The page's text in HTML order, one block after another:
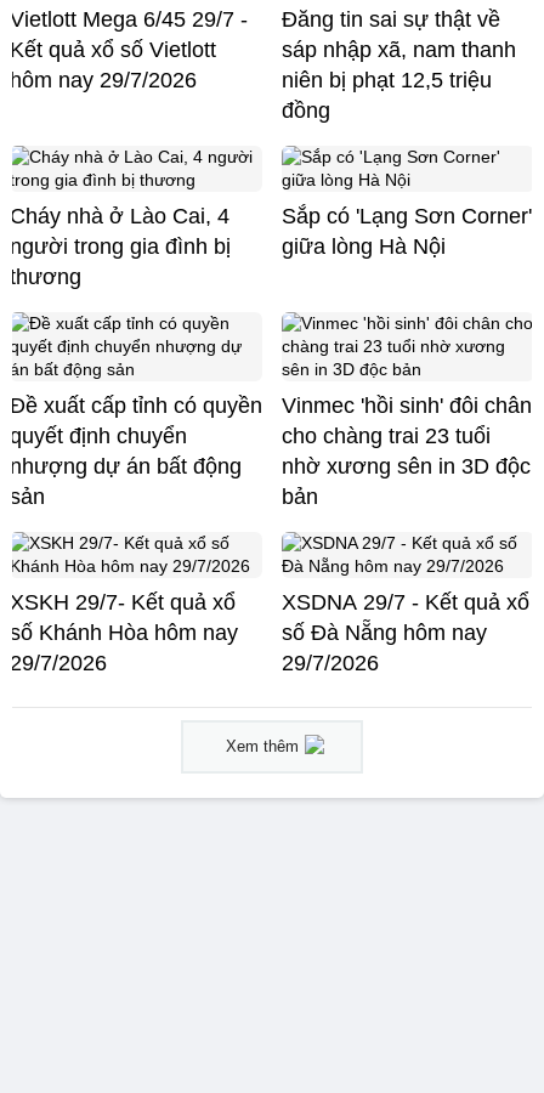
Vietlott Mega 6/45 29/7 -
Kết quả xổ số Vietlott
hôm nay 29/7/2026
Đăng tin sai sự thật về
sáp nhập xã, nam thanh
niên bị phạt 12,5 triệu
đồng
Cháy nhà ở Lào Cai, 4
người trong gia đình bị
thương
Sắp có 'Lạng Sơn Corner'
giữa lòng Hà Nội
Đề xuất cấp tỉnh có quyền
quyết định chuyển
nhượng dự án bất động
sản
Vinmec 'hồi sinh' đôi chân
cho chàng trai 23 tuổi
nhờ xương sên in 3D độc
bản
XSKH 29/7- Kết quả xổ
số Khánh Hòa hôm nay
29/7/2026
XSDNA 29/7 - Kết quả xổ
số Đà Nẵng hôm nay
29/7/2026
Xem thêm